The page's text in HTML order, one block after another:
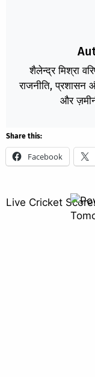
शैलेन्द्र मिश्रा
राजनीति, प्रशासन
और
Share this:
Facebook
Live Cricket